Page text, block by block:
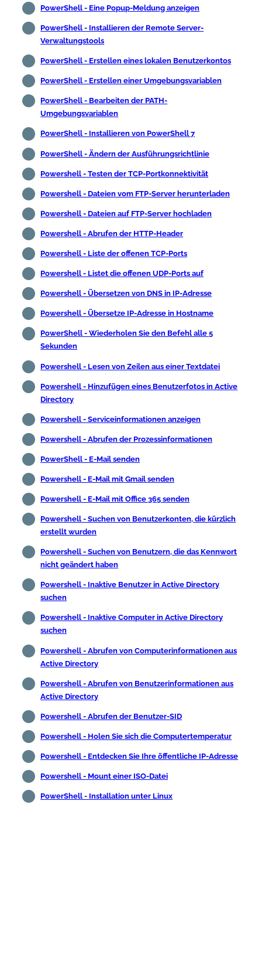
PowerShell - Eine Popup-Meldung anzeigen
PowerShell - Installieren der Remote Server-
Verwaltungstools
PowerShell - Erstellen eines lokalen Benutzerkontos
PowerShell - Erstellen einer Umgebungsvariablen
PowerShell - Bearbeiten der PATH-
Umgebungsvariablen
PowerShell - Installieren von PowerShell 7
PowerShell - Ändern der Ausführungsrichtlinie
Powershell - Testen der TCP-Portkonnektivität
Powershell - Dateien vom FTP-Server herunterladen
Powershell - Dateien auf FTP-Server hochladen
Powershell - Abrufen der HTTP-Header
Powershell - Liste der offenen TCP-Ports
Powershell - Listet die offenen UDP-Ports auf
Powershell - Übersetzen von DNS in IP-Adresse
Powershell - Übersetze IP-Adresse in Hostname
PowerShell - Wiederholen Sie den Befehl alle 5
Sekunden
Powershell - Lesen von Zeilen aus einer Textdatei
Powershell - Hinzufügen eines Benutzerfotos in Active
Directory
Powershell - Serviceinformationen anzeigen
Powershell - Abrufen der Prozessinformationen
PowerShell - E-Mail senden
Powershell - E-Mail mit Gmail senden
Powershell - E-Mail mit Office 365 senden
Powershell - Suchen von Benutzerkonten, die kürzlich
erstellt wurden
Powershell - Suchen von Benutzern, die das Kennwort
nicht geändert haben
Powershell - Inaktive Benutzer in Active Directory
suchen
Powershell - Inaktive Computer in Active Directory
suchen
Powershell - Abrufen von Computerinformationen aus
Active Directory
Powershell - Abrufen von Benutzerinformationen aus
Active Directory
Powershell - Abrufen der Benutzer-SID
Powershell - Holen Sie sich die Computertemperatur
Powershell - Entdecken Sie Ihre öffentliche IP-Adresse
Powershell - Mount einer ISO-Datei
PowerShell - Installation unter Linux